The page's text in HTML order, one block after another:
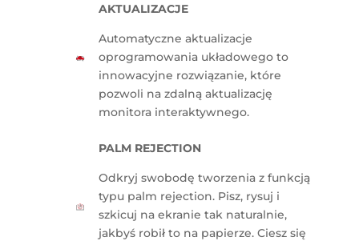
AKTUALIZACJE
Automatyczne aktualizacje
oprogramowania układowego to
innowacyjne rozwiązanie, które
pozwoli na zdalną aktualizację
monitora interaktywnego.
PALM REJECTION
Odkryj swobodę tworzenia z funkcją
typu palm rejection. Pisz, rysuj i
szkicuj na ekranie tak naturalnie,
jakbyś robił to na papierze. Ciesz się